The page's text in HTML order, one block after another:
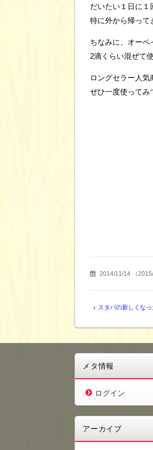
だいたい１日に１
特に外から帰って
ちなみに、オーベ
2滴くらい混ぜて
ロングセラー人気
ぜひ一度使ってみ
2014/11/14 （
スタバの新しくな
メタ情報
ログイン
アーカイブ